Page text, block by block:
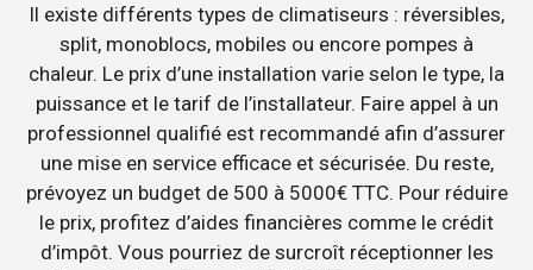
Il existe différents types de climatiseurs : réversibles,
split, monoblocs, mobiles ou encore pompes à
chaleur. Le prix d’une installation varie selon le type, la
puissance et le tarif de l’installateur. Faire appel à un
professionnel qualifié est recommandé afin d’assurer
une mise en service efficace et sécurisée. Du reste,
prévoyez un budget de 500 à 5000€ TTC. Pour réduire
le prix, profitez d’aides financières comme le crédit
d’impôt. Vous pourriez de surcroît réceptionner les